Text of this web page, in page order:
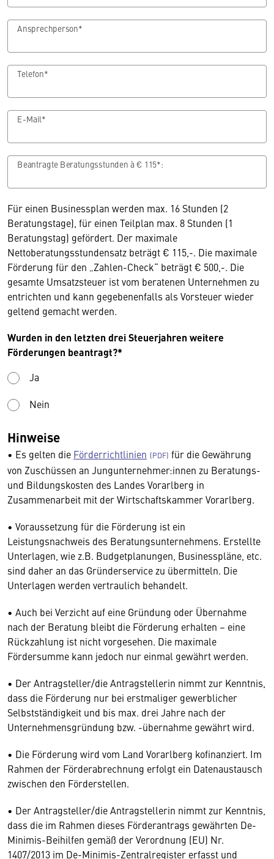
Ansprechperson*
Telefon*
E-Mail*
Beantragte Beratungsstunden à € 115*:
Für einen Businessplan werden max. 16 Stunden (2
Beratungstage), für einen Teilplan max. 8 Stunden (1
Beratungstag) gefördert. Der maximale
Nettoberatungsstundensatz beträgt € 115,-. Die maximale
Förderung für den „Zahlen-Check“ beträgt € 500,-. Die
gesamte Umsatzsteuer ist vom beratenen Unternehmen zu
entrichten und kann gegebenenfalls als Vorsteuer wieder
geltend gemacht werden.
Wurden in den letzten drei Steuerjahren weitere
Förderungen beantragt?*
Ja
Nein
Hinweise
• Es gelten die Förderrichtlinien
für die Gewährung
von Zuschüssen an Jungunternehmer:innen zu Beratungs-
und Bildungskosten des Landes Vorarlberg in
Zusammenarbeit mit der Wirtschaftskammer Vorarlberg.
• Voraussetzung für die Förderung ist ein
Leistungsnachweis des Beratungsunternehmens. Erstellte
Unterlagen, wie z.B. Budgetplanungen, Businesspläne, etc.
sind daher an das Gründerservice zu übermitteln. Die
Unterlagen werden vertraulich behandelt.
• Auch bei Verzicht auf eine Gründung oder Übernahme
nach der Beratung bleibt die Förderung erhalten – eine
Rückzahlung ist nicht vorgesehen. Die maximale
Fördersumme kann jedoch nur einmal gewährt werden.
• Der Antragsteller/die Antragstellerin nimmt zur Kenntnis,
dass die Förderung nur bei erstmaliger gewerblicher
Selbstständigkeit und bis max. drei Jahre nach der
Unternehmensgründung bzw. -übernahme gewährt wird.
• Die Förderung wird vom Land Vorarlberg kofinanziert. Im
Rahmen der Förderabrechnung erfolgt ein Datenaustausch
zwischen den Förderstellen.
• Der Antragsteller/die Antragstellerin nimmt zur Kenntnis,
dass die im Rahmen dieses Förderantrags gewährten De-
Minimis-Beihilfen gemäß der Verordnung (EU) Nr.
1407/2013 im De-Minimis-Zentralregister erfasst und